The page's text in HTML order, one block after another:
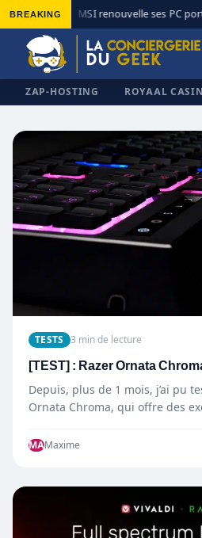
BREAKING MSI renouvelle ses PC
ZAP-HOSTING ROYAAL
TESTS 3 min de lecture
[TEST] : Razer Ornata
Depuis, plus de 1 mois, j’ai pu
Ornata Chroma, qui offre des
MAMaxime